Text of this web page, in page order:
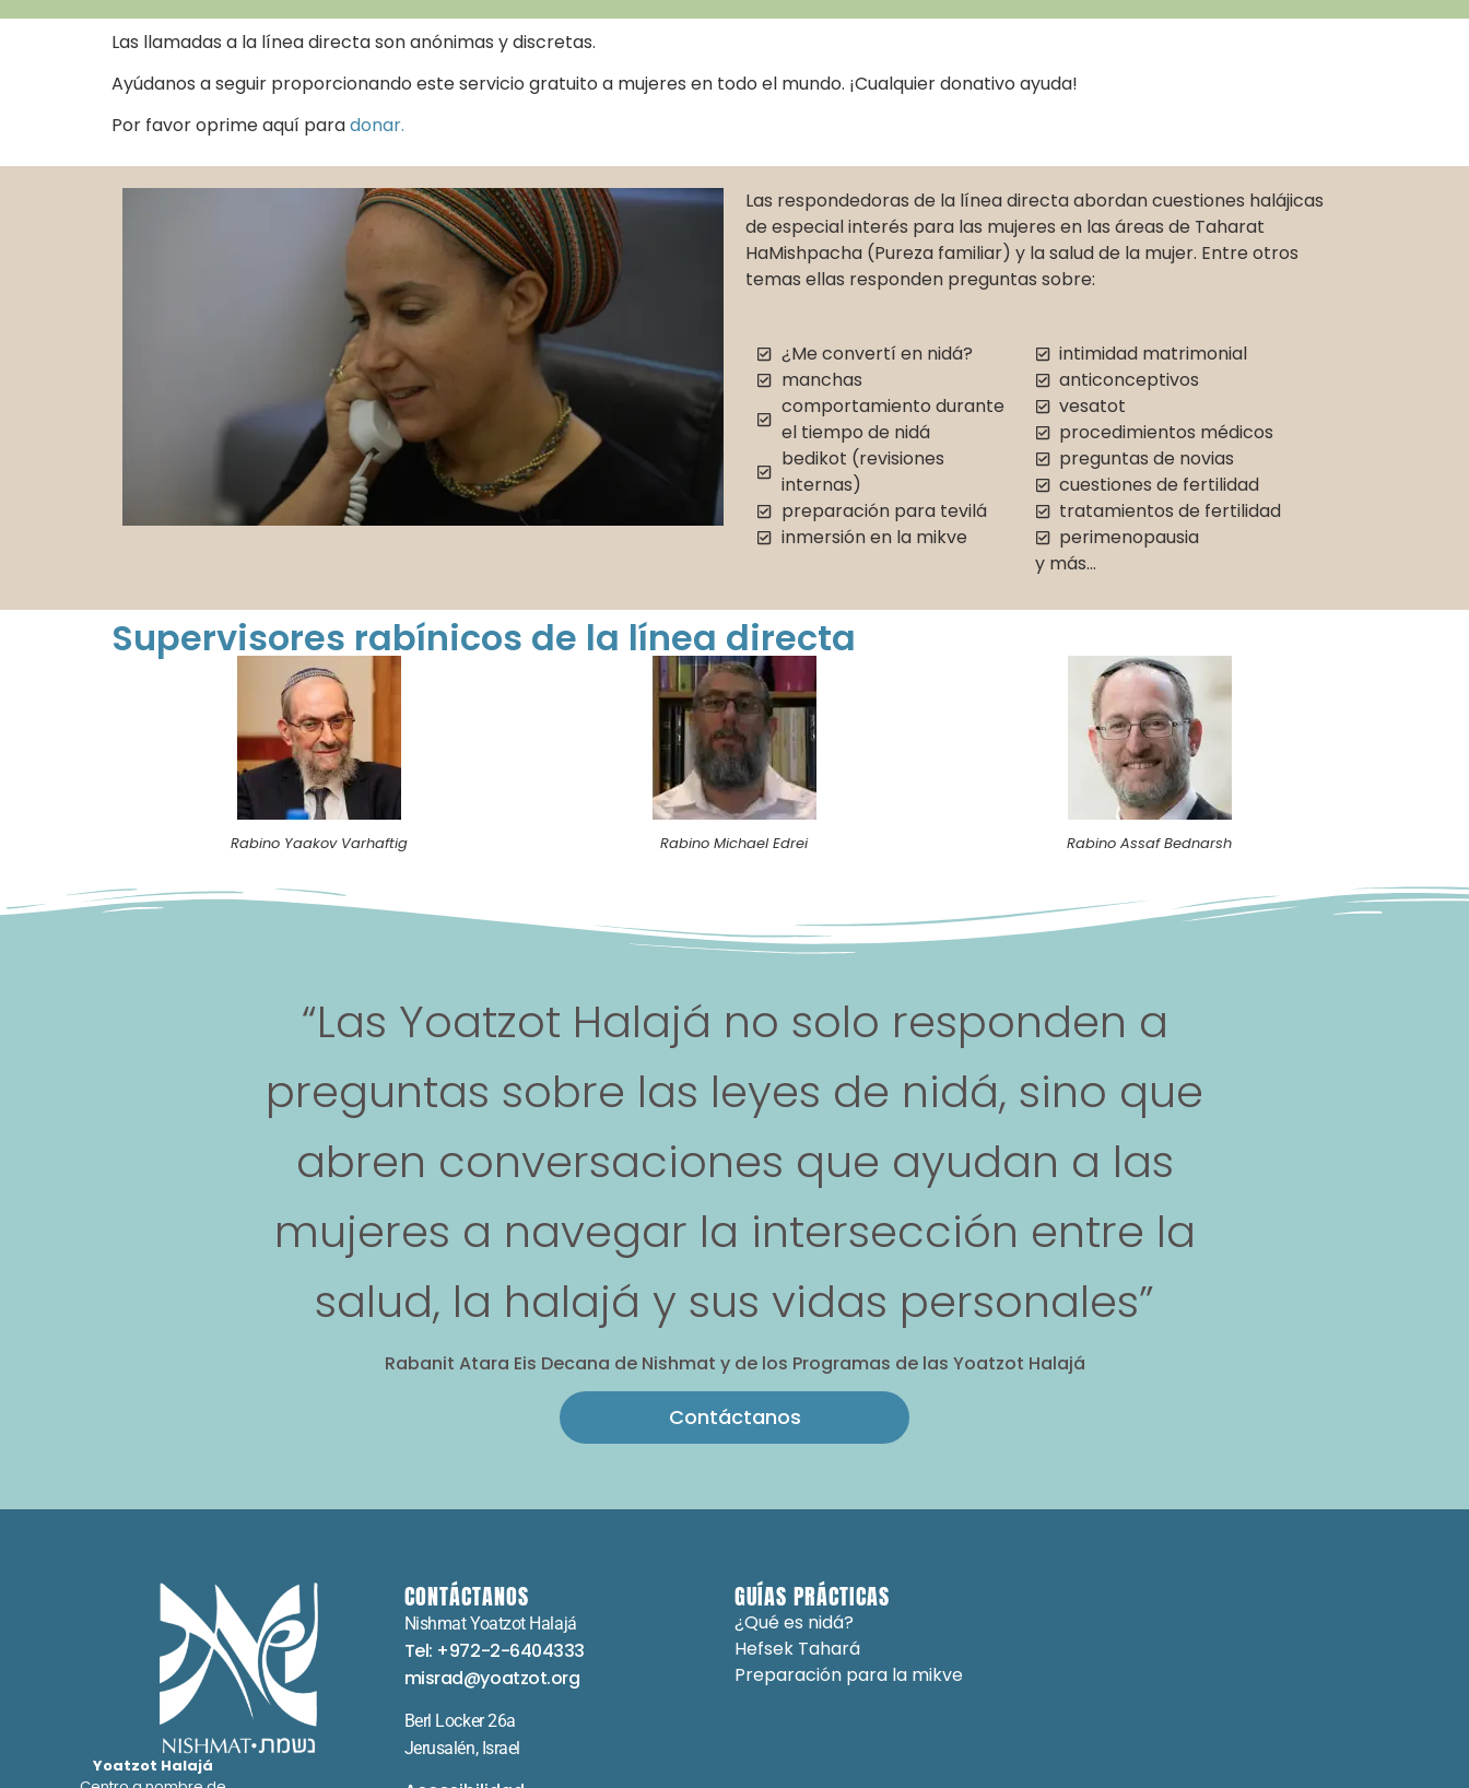
Las llamadas a la línea directa son anónimas y discretas.
Ayúdanos a seguir proporcionando este servicio gratuito a mujeres en todo el mundo. ¡Cualquier donativo ayuda!
Por favor oprime aquí paradonar.
Las respondedoras de la línea directa abordan cuestiones halájicas
de especial interés para las mujeres en las áreas de Taharat
HaMishpacha (Pureza familiar) y la salud de la mujer. Entre otros
temas ellas responden preguntas sobre:
¿Me convertí en nidá?
manchas
comportamiento durante
el tiempo de nidá
bedikot (revisiones
internas)
preparación para tevilá
inmersión en la mikve
intimidad matrimonial
anticonceptivos
vesatot
procedimientos médicos
preguntas de novias
cuestiones de fertilidad
tratamientos de fertilidad
perimenopausia
y más…
Supervisores rabínicos de la línea directa
Rabino Yaakov Varhaftig Rabino Michael Edrei Rabino Assaf Bednarsh
“Las Yoatzot Halajá no solo responden a
preguntas sobre las leyes de nidá, sino que
abren conversaciones que ayudan a las
mujeres a navegar la intersección entre la
salud, la halajá y sus vidas personales”
Rabanit Atara Eis Decana de Nishmat y de los Programas de las Yoatzot Halajá
Contáctanos
Yoatzot Halajá
CONTÁCTANOS
Nishmat Yoatzot Halajá
Tel: +972-2-6404333
misrad@yoatzot.org
Berl Locker 26a
Jerusalén, Israel
GUÍAS PRÁCTICAS
¿Qué es nidá?
Hefsek Tahará
Preparación para la mikve